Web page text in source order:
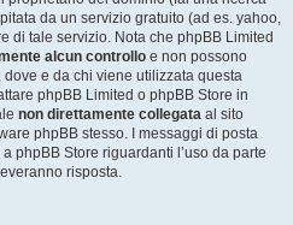
da un servizio gratuito (ad es. yahoo,
di tale servizio. Nota che phpBB Limited
alcun controllo e non possono
e da chi viene utilizzata questa
phpBB Limited o phpBB Store in
non direttamente collegata al sito
phpBB stesso. I messaggi di posta
phpBB Store riguardanti l’uso da parte
risposta.